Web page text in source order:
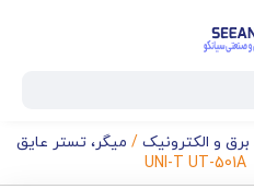
برق و الکترونیک / میگر، تستر عایق